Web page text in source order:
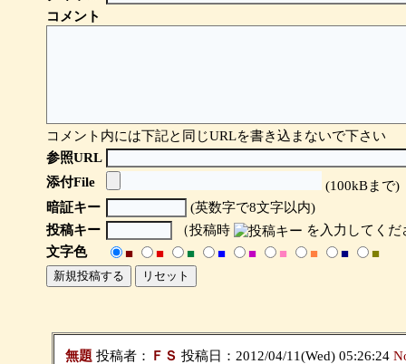
コメント
コメント内には下記と同じURLを書き込まないで下さい
参照URL
添付File
(100kBまで)
暗証キー
(英数字で8文字以内)
投稿キー
（投稿時
を入力してくだ
文字色
■ ■ ■ ■ ■ ■ ■ ■ ■
無題 投稿者： ＦＳ 投稿日：2012/04/11(Wed) 05:26:24